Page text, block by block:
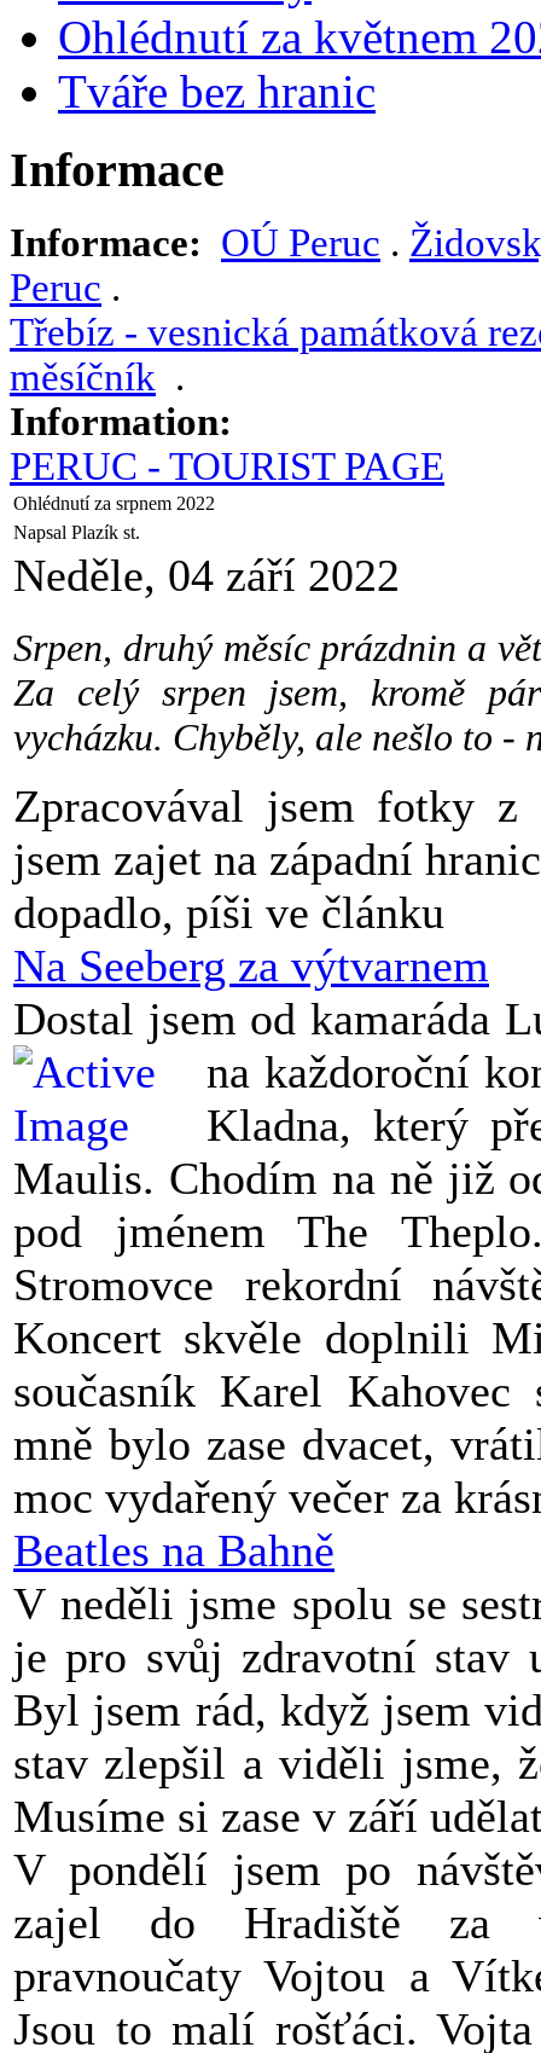
Ohlédnutí za květnem
Tváře bez hranic
Informace
Informace: OÚ Peruc .
Peruc .
Třebíz - vesnická památková
měsíčník .
Information:
PERUC - TOURIST PAGE
Ohlédnutí za srpnem 2022
Napsal Plazík st.
Neděle, 04 září 2022
Srpen, druhý měsíc prázdnin a
Za celý srpen jsem, kromě
vycházku. Chyběly, ale nešlo to -
Zpracovával jsem fotky
jsem zajet na západní
dopadlo, píši ve článku
Na Seeberg za výtvarnem
Dostal jsem od kamaráda
na každoroční
Kladna, který
Maulis. Chodím na ně již
pod jménem The
Stromovce rekordní
Koncert skvěle doplnili
současník Karel
mně bylo zase dvacet,
moc vydařený večer za
Beatles na Bahně
V neděli jsme spolu se
je pro svůj zdravotní stav
Byl jsem rád, když jsem
stav zlepšil a viděli jsme,
Musíme si zase v září
V pondělí jsem po
zajel do Hradiště za
pravnoučaty Vojtou a
Jsou to malí rošťáci.